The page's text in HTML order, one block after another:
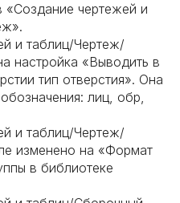
«Создание чертежей и
и таблиц/Чертеж/
настройка «Выводить в
тип отверстия». Она
лиц, обр,
и таблиц/Чертеж/
изменено на «Формат
в библиотеке